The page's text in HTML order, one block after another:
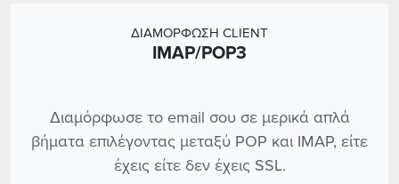
ΔΙΑΜΟΡΦΩΣΗ CLIENT
IMAP/POP3
Διαμόρφωσε το email σου σε μερικά απλά
βήματα επιλέγοντας μεταξύ POP και IMAP, είτε
έχεις είτε δεν έχεις SSL.